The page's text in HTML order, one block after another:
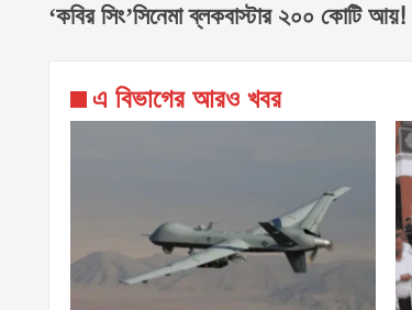
‘কবির সিং’সিনেমা ব্লকবাস্টার ২০০ কোটি আয়!
এ বিভাগের আরও খবর